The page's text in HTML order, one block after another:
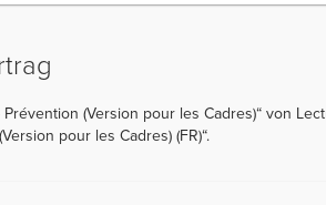
Prévention (Version pour les Cadres)“ von
pour les Cadres) (FR)“.